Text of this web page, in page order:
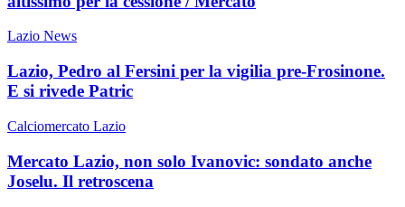
Lazio News
Lazio, Pedro al Fersini per la vigilia pre-Frosinone.
E si rivede Patric
Calciomercato Lazio
Mercato Lazio, non solo Ivanovic: sondato anche
Joselu. Il retroscena